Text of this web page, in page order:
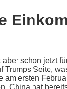
schon jetzt
Trumps Seite,
am ersten
China hat